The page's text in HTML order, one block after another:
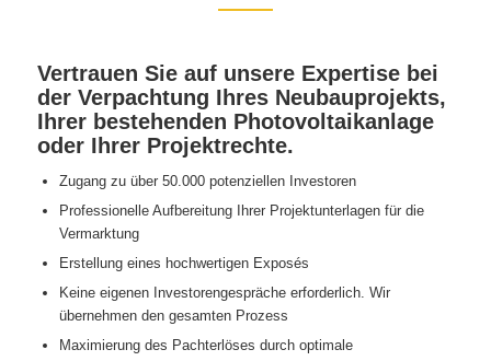
Vertrauen Sie auf unsere Expertise bei
der Verpachtung Ihres Neubauprojekts,
Ihrer bestehenden Photovoltaikanlage
oder Ihrer Projektrechte.
Zugang zu über 50.000 potenziellen Investoren
Professionelle Aufbereitung Ihrer Projektunterlagen für die
Vermarktung
Erstellung eines hochwertigen Exposés
Keine eigenen Investorengespräche erforderlich. Wir
übernehmen den gesamten Prozess
Maximierung des Pachterlöses durch optimale